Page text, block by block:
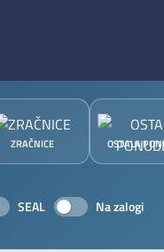
ZRAČNICE OSTALA
SEAL Na zalogi